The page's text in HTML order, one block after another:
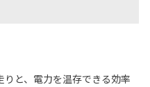
と、電力を温存できる効率